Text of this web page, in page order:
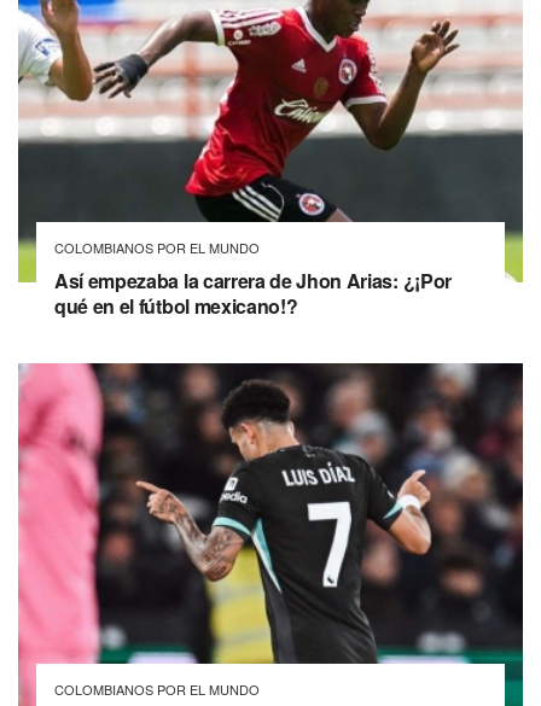
COLOMBIANOS POR EL MUNDO
Así empezaba la carrera de Jhon Arias: ¿¡Por
qué en el fútbol mexicano!?
COLOMBIANOS POR EL MUNDO